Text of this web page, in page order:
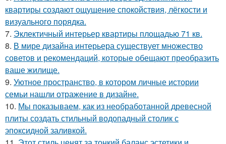
квартиры создают ощущение спокойствия, лёгкости и
визуального порядка.
7. Эклектичный интерьер квартиры площадью 71 кв.
8. В мире дизайна интерьера существует множество
советов и рекомендаций, которые обещают преобразить
ваше жилище.
9. Уютное пространство, в котором личные истории
семьи нашли отражение в дизайне.
10. Мы показываем, как из необработанной древесной
плиты создать стильный водопадный столик с
эпоксидной заливкой.